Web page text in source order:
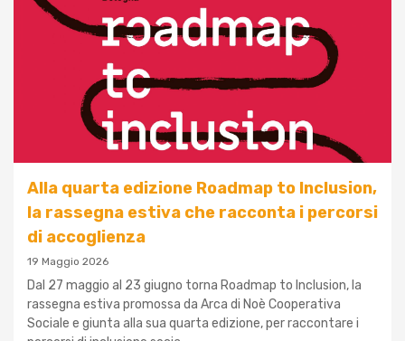
Alla quarta edizione Roadmap to Inclusion,
la rassegna estiva che racconta i percorsi
di accoglienza
19 Maggio 2026
Dal 27 maggio al 23 giugno torna Roadmap to Inclusion, la
rassegna estiva promossa da Arca di Noè Cooperativa
Sociale e giunta alla sua quarta edizione, per raccontare i